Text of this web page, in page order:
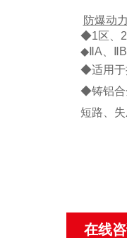
防爆动
◆1区、
◆ⅡA、
◆适用于
◆铸铝合
短路、
在线